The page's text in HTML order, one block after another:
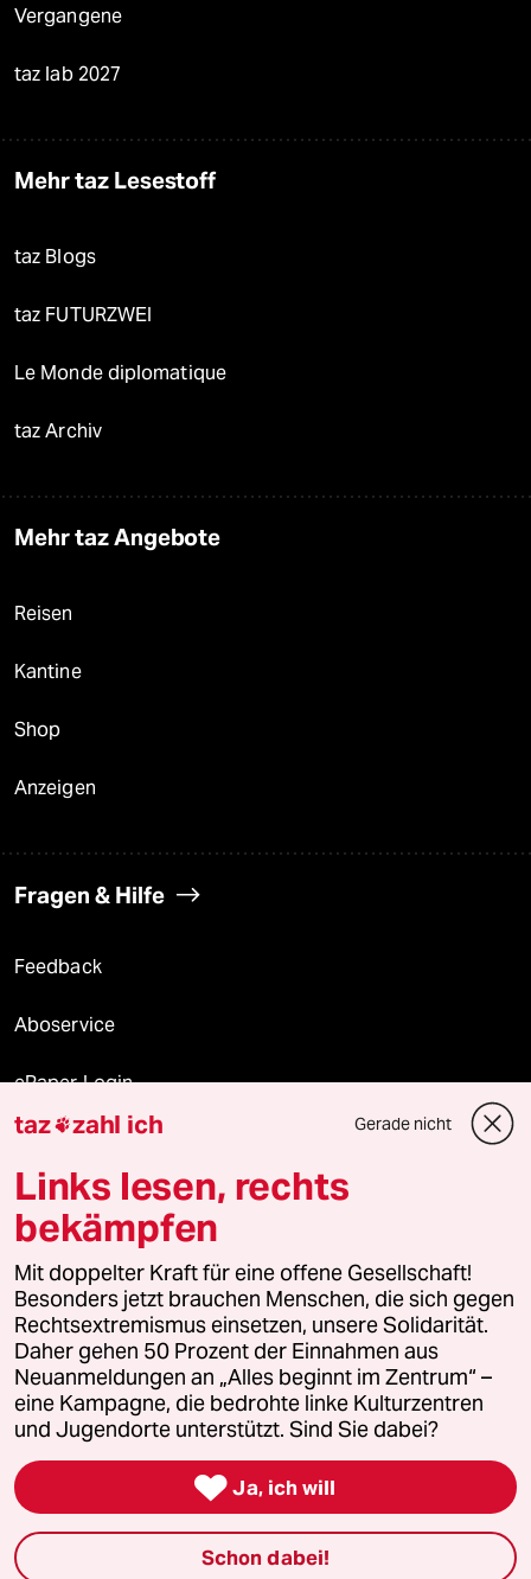
Vergangene
taz lab 2027
Mehr taz Lesestoff
taz Blogs
taz FUTURZWEI
Le Monde diplomatique
taz Archiv
Mehr taz Angebote
Reisen
Kantine
Shop
Anzeigen
Fragen & Hilfe
Feedback
Aboservice
ePaper Login
Downloads für Abonnierende
© 2026 taz Verlags und Vertriebs GmbH
Alle Rechte vorbehalten. Bei rechtlichen Fragen oder für Genehmigungen
wenden Sie sich bitte an
lizenzen@taz.de
Feedback Redaktionsstatut Kommune-Richtlinien
Leitlinie Informant Datenschutz Impressum AGB
Seitenwende Einwilligungen widerrufen (Ads)
taz zahl ich Gerade nicht
Links lesen, rechts
bekämpfen
Mit doppelter Kraft für eine offene Gesellschaft!
Besonders jetzt brauchen Menschen, die sich gegen
Rechtsextremismus einsetzen, unsere Solidarität.
Daher gehen 50 Prozent der Einnahmen aus
Neuanmeldungen an „Alles beginnt im Zentrum“ –
eine Kampagne, die bedrohte linke Kulturzentren
und Jugendorte unterstützt. Sind Sie dabei?
 Ja, ich will
Schon dabei!